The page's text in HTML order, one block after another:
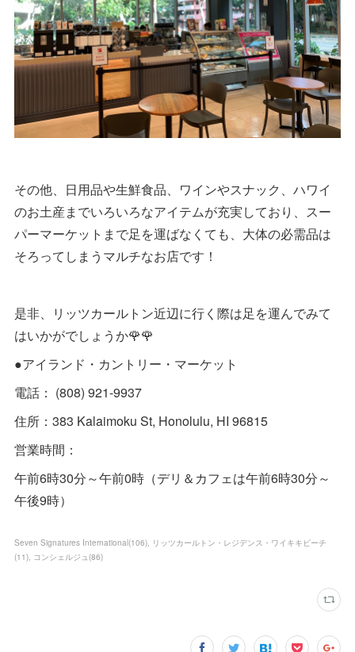
その他、日用品や生鮮食品、ワインやスナック、ハワイ
のお土産までいろいろなアイテムが充実しており、スー
パーマーケットまで足を運ばなくても、大体の必需品は
そろってしまうマルチなお店です！
是非、リッツカールトン近辺に行く際は足を運んでみて
はいかがでしょうか🌹🌹
●アイランド・カントリー・マーケット
電話： (808) 921-9937
住所：383 Kalaimoku St, Honolulu, HI 96815
営業時間：
午前6時30分～午前0時（デリ＆カフェは午前6時30分～
午後9時）
Seven Signatures International(106) リッツカールトン・レジデンス・ワイキキビーチ
(11) コンシェルジュ (86)